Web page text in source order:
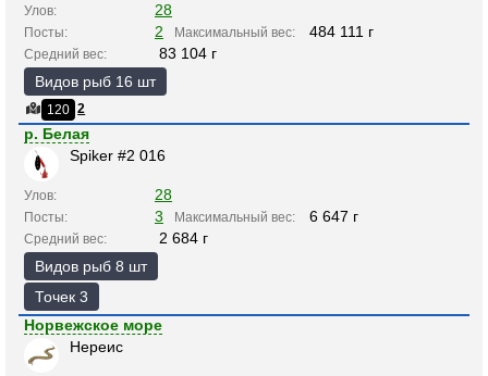
Улов: 28
Посты: 2 Максимальный вес: 484 111 г
Средний вес:
83 104 г
Видов рыб 16 шт
120 2
р. Белая
Spiker #2 016
Улов: 28
Посты: 3 Максимальный вес: 6 647 г
Средний вес:
2 684 г
Видов рыб 8 шт
Точек 3
Норвежское море
Нереис